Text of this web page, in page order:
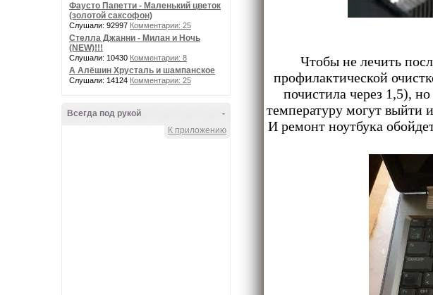
Фаусто Папетти - Маленький цветок
(золотой саксофон)
Слушали: 92997 Комментарии: 25
Стелла Джанни - Милан и Ночь
(NEW)!!!
Слушали: 10430 Комментарии: 8
А Алёшин Хрусталь и шампанское
Слушали: 14124 Комментарии: 25
-
Всегда под рукой
К приложению
Чтобы не лечить
профилактической
почистила через 1,5),
температуру могут выйти
И ремонт ноутбука